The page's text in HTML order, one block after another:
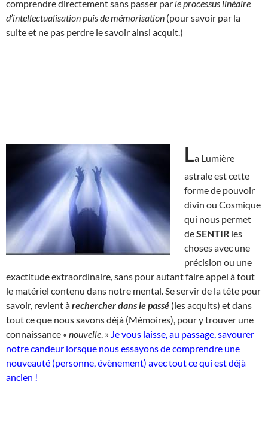
comprendre directement sans passer par le processus linéaire
d’intellectualisation puis de mémorisation (pour savoir par la
suite et ne pas perdre le savoir ainsi acquit.)
La Lumière
astrale est cette
forme de pouvoir
divin ou Cosmique
qui nous permet
deSENTIR les
choses avec une
précision ou une
exactitude extraordinaire, sans pour autant faire appel à tout
le matériel contenu dans notre mental. Se servir de la tête pour
savoir, revient àrechercher dans le passé (les acquits) et dans
tout ce que nous savons déjà (Mémoires), pour y trouver une
connaissance « nouvelle . » Je vous laisse, au passage, savourer
notre candeur lorsque nous essayons de comprendre une
nouveauté (personne, évènement) avec tout ce qui est déjà
ancien !